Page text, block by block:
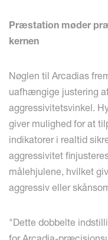
Præstation møder
kernen
Nøglen til Arcadias
uafhængige justering
aggressivitetsvinkel.
giver mulighed for at
indikatorer i realtid
aggressivitet
målehjulene, hvilket
aggressiv eller
"Dette dobbelte